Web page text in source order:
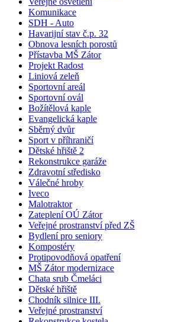
Komunikace
SDH - Auto
Havarijní stav č.p. 32
Obnova lesních porostů
Přístavba MŠ Zátor
Projekt Radost
Liniová zeleň
Sportovní areál
Sportovní ovál
Božítělová kaple
Evangelická kaple
Sběrný dvůr
Sport v příhraničí
Dětské hřiště 2
Rekonstrukce garáže
Zdravotní středisko
Válečné hroby
Iveco
Malotraktor
Zateplení OÚ Zátor
Veřejné prostranství před ZŠ
Bydlení pro seniory
Kompostéry
Protipovodňová opatření
MŠ Zátor modernizace
Chata srub Čmeláci
Dětské hřiště
Chodník silnice III.
Veřejné prostranství